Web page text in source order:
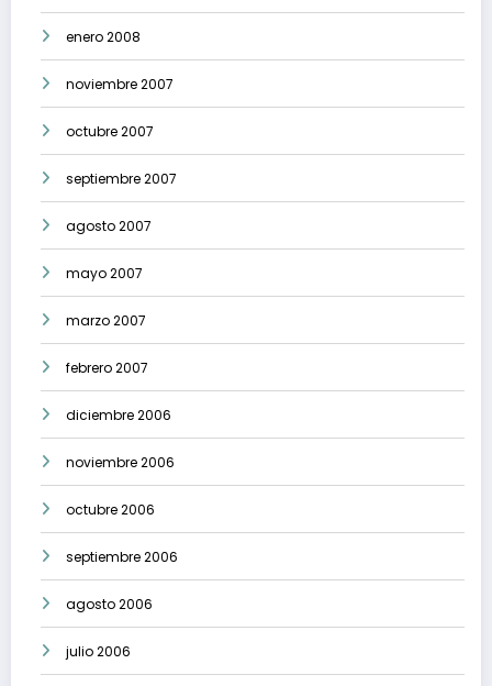
enero 2008
noviembre 2007
octubre 2007
septiembre 2007
agosto 2007
mayo 2007
marzo 2007
febrero 2007
diciembre 2006
noviembre 2006
octubre 2006
septiembre 2006
agosto 2006
julio 2006